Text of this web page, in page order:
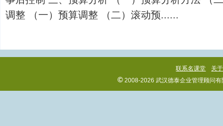
调整 （一）预算调整 （二）滚动预......
联系名课堂 关
© 2008-2026 武汉德泰企业管理顾问